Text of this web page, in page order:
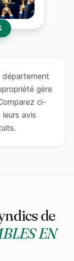
département
gère
ci-
avis
de
EN